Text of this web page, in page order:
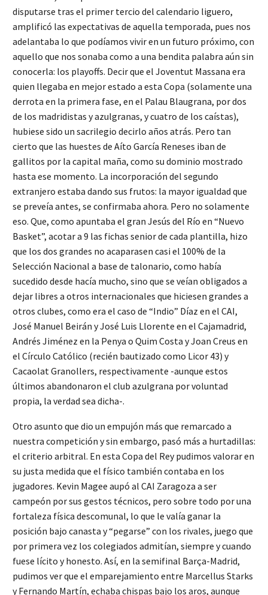
disputarse tras el primer tercio del calendario liguero,
amplificó las expectativas de aquella temporada, pues nos
adelantaba lo que podíamos vivir en un futuro próximo, con
aquello que nos sonaba como a una bendita palabra aún sin
conocerla: los playoffs. Decir que el Joventut Massana era
quien llegaba en mejor estado a esta Copa (solamente una
derrota en la primera fase, en el Palau Blaugrana, por dos
de los madridistas y azulgranas, y cuatro de los caístas),
hubiese sido un sacrilegio decirlo años atrás. Pero tan
cierto que las huestes de Aíto García Reneses iban de
gallitos por la capital maña, como su dominio mostrado
hasta ese momento. La incorporación del segundo
extranjero estaba dando sus frutos: la mayor igualdad que
se preveía antes, se confirmaba ahora. Pero no solamente
eso. Que, como apuntaba el gran Jesús del Río en “Nuevo
Basket”, acotar a 9 las fichas senior de cada plantilla, hizo
que los dos grandes no acaparasen casi el 100% de la
Selección Nacional a base de talonario, como había
sucedido desde hacía mucho, sino que se veían obligados a
dejar libres a otros internacionales que hiciesen grandes a
otros clubes, como era el caso de “Indio” Díaz en el CAI,
José Manuel Beirán y José Luis Llorente en el Cajamadrid,
Andrés Jiménez en la Penya o Quim Costa y Joan Creus en
el Círculo Católico (recién bautizado como Licor 43) y
Cacaolat Granollers, respectivamente -aunque estos
últimos abandonaron el club azulgrana por voluntad
propia, la verdad sea dicha-.
Otro asunto que dio un empujón más que remarcado a
nuestra competición y sin embargo, pasó más a hurtadillas:
el criterio arbitral. En esta Copa del Rey pudimos valorar en
su justa medida que el físico también contaba en los
jugadores. Kevin Magee aupó al CAI Zaragoza a ser
campeón por sus gestos técnicos, pero sobre todo por una
fortaleza física descomunal, lo que le valía ganar la
posición bajo canasta y “pegarse” con los rivales, juego que
por primera vez los colegiados admitían, siempre y cuando
fuese lícito y honesto. Así, en la semifinal Barça-Madrid,
pudimos ver que el emparejamiento entre Marcellus Starks
y Fernando Martín, echaba chispas bajo los aros, aunque